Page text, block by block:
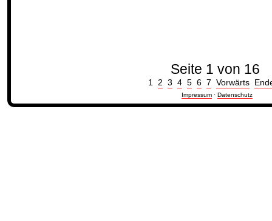
Seite 1 von 16
1 2 3 4 5 6 7 Vorwärts
Impressum · Datenschutz